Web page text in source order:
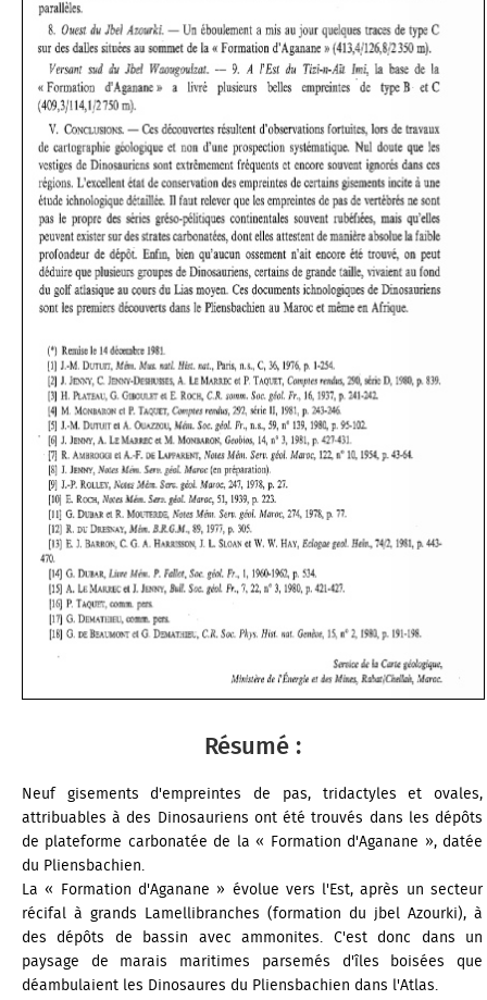
Résumé :
Neuf gisements d'empreintes de pas, tridactyles et ovales,
attribuables à des Dinosauriens ont été trouvés dans les dépôts
de plateforme carbonatée de la « Formation d'Aganane », datée
du Pliensbachien.
La « Formation d'Aganane » évolue vers l'Est, après un secteur
récifal à grands Lamellibranches (formation du jbel Azourki), à
des dépôts de bassin avec ammonites. C'est donc dans un
paysage de marais maritimes parsemés d'îles boisées que
déambulaient les Dinosaures du Pliensbachien dans l'Atlas.